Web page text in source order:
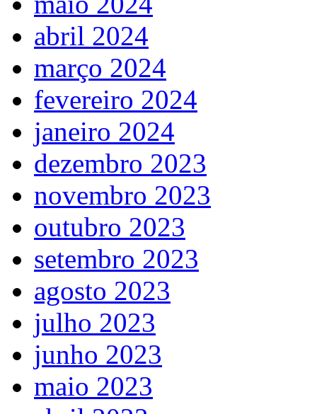
abril 2024
março 2024
fevereiro 2024
janeiro 2024
dezembro 2023
novembro 2023
outubro 2023
setembro 2023
agosto 2023
julho 2023
junho 2023
maio 2023